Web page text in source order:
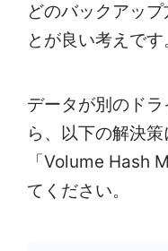
どのバックアッ
とが良い考えです
データが別のド
ら、以下の解決
「Volume Hash
てください。